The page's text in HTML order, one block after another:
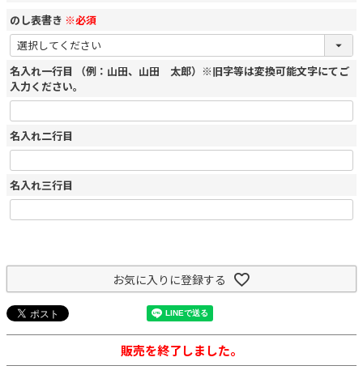
のし表書き ※必須
名入れ一行目 （例：山田、山田 太郎）※旧字等は変換可能文字にてご
入力ください。
名入れ二行目
名入れ三行目
お気に入りに登録する
販売を終了しました。